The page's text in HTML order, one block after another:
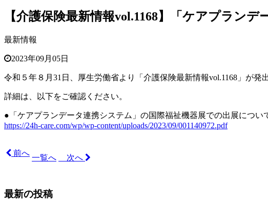
【介護保険最新情報vol.1168】「ケアプラン
最新情報
2023年09月05日
令和５年８月31日、厚生労働省より「介護保険最新情報vol.1168 」が発
詳細は、以下をご確認ください。
●「ケアプランデータ連携システム」の国際福祉機器展での出展につい
https://24h-care.com/wp/wp-content/uploads/2023/09/001140972.pdf
前へ
一覧へ 次へ
最新の投稿